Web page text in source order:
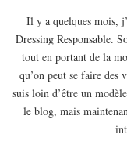
MEXIQUE
EUROPE
ESPAGNE
FRANCE
Il y a quelques mois,
Dressing Responsable.
tout en portant de la
qu’on peut se faire des
suis loin d’être un
le blog, mais